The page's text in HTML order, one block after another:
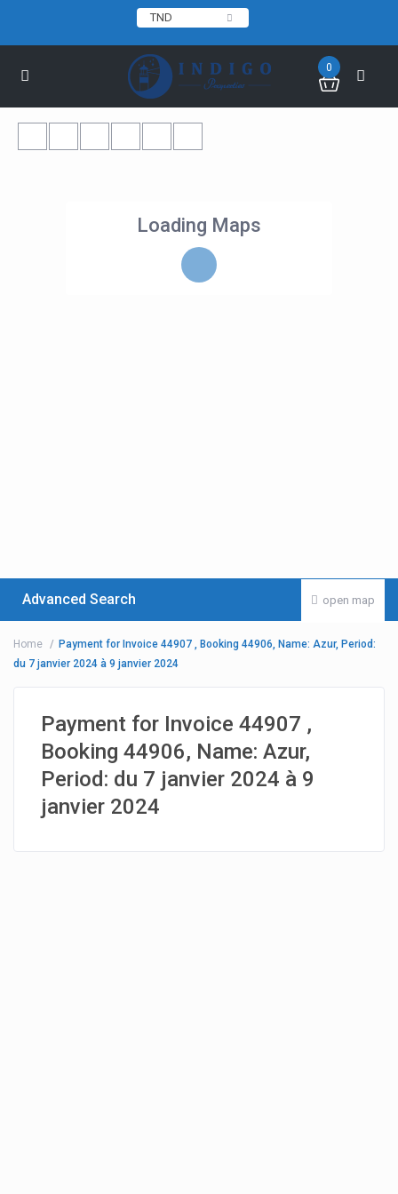
TND
0
Loading Maps
open map
Advanced Search
Home
Payment for Invoice 44907 , Booking 44906, Name: Azur, Period:
du 7 janvier 2024 à 9 janvier 2024
Payment for Invoice 44907 ,
Booking 44906, Name: Azur,
Period: du 7 janvier 2024 à 9
janvier 2024